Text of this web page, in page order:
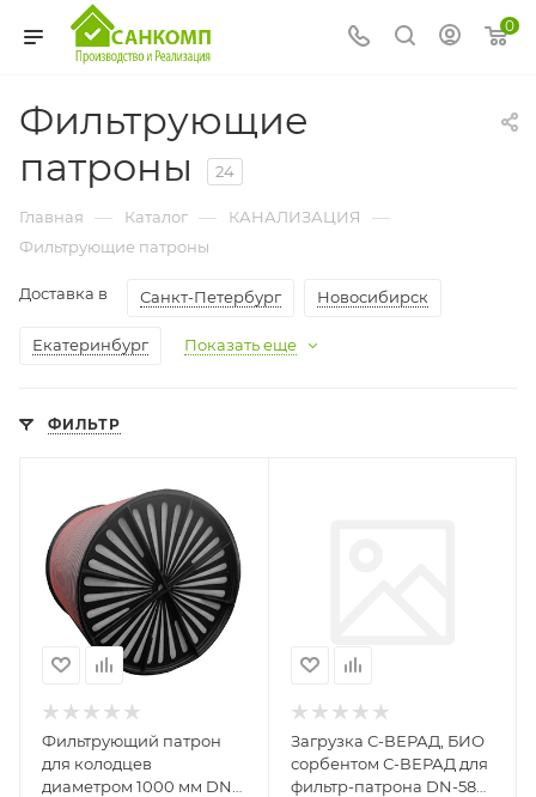
0
Фильтрующие
патроны
24
Главная — Каталог — КАНАЛИЗАЦИЯ —
Фильтрующие патроны
Доставка в Санкт-Петербург Новосибирск
Екатеринбург Показать еще
ФИЛЬТР
Фильтрующий патрон
для колодцев
диаметром 1000 мм DN-
Загрузка С-ВЕРАД, БИО
сорбентом С-ВЕРАД для
фильтр-патрона DN-580